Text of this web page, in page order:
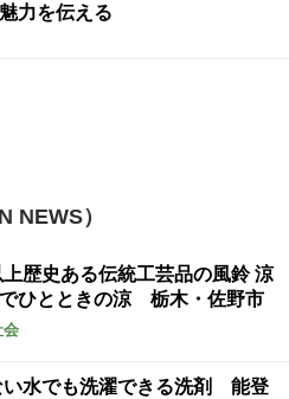
力を伝える
NEWS）
歴史ある伝統工芸品の風鈴 涼
ひとときの涼 栃木・佐野市
会
い水でも洗濯できる洗剤 能登